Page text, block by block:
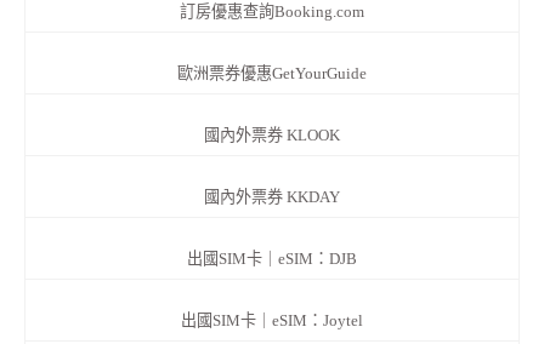
訂房優惠查詢Booking.com
歐洲票券優惠GetYourGuide
國內外票券 KLOOK
國內外票券 KKDAY
出國SIM卡｜eSIM：DJB
出國SIM卡｜eSIM：Joytel